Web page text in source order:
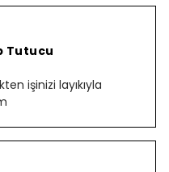
Tutucu
işinizi layıkıyla